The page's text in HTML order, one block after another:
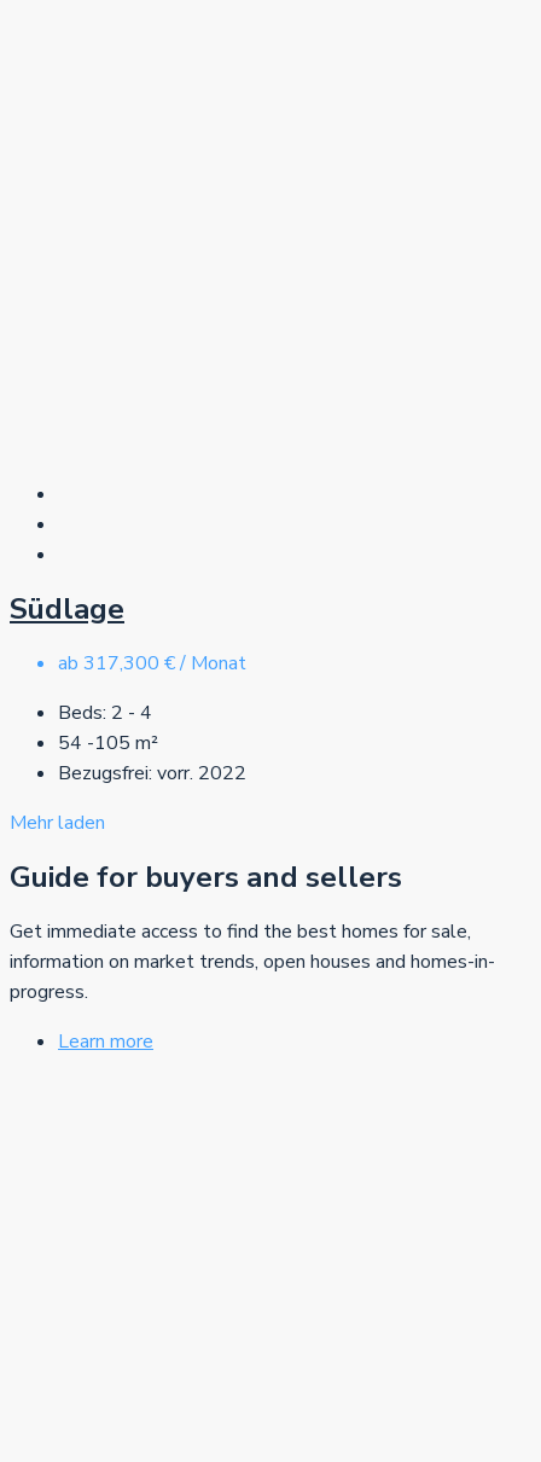
Südlage
ab 317,300 € / Monat
Beds: 2 - 4
54 -105 m²
Bezugsfrei: vorr. 2022
Mehr laden
Guide for buyers and sellers
Get immediate access to find the best homes for sale,
information on market trends, open houses and homes-in-
progress.
Learn more